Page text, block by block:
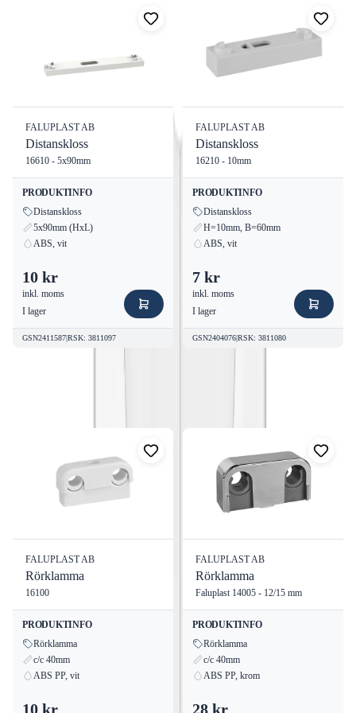
med nybyggnation eller renovering, är Faluplast 51440 en
FALUPLAST AB
Distanskloss
16610 - 5x90mm
PRODUKTINFO
Distanskloss
5x90mm (HxL)
ABS, vit
10 kr
inkl. moms
I lager
GSN2411587|RSK: 3811097
FALUPLAST AB
Distanskloss
16210 - 10mm
PRODUKTINFO
Distanskloss
H=10mm, B=60mm
ABS, vit
7 kr
inkl. moms
I lager
GSN2404076|RSK: 3811080
FALUPLAST AB
Rörklamma
16100
PRODUKTINFO
Rörklamma
c/c 40mm
ABS PP, vit
10 kr
FALUPLAST AB
Rörklamma
Faluplast 14005 - 12/15 mm
PRODUKTINFO
Rörklamma
c/c 40mm
ABS PP, krom
28 kr